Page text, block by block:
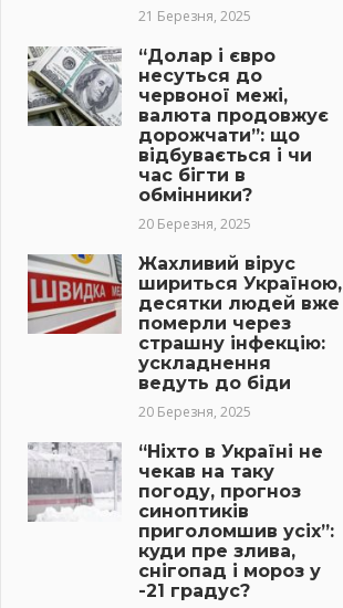
21 Березня, 2025
“Долар і євро
несуться до
червоної межі,
валюта продовжує
дорожчати”: що
відбувається і чи
час бігти в
обмінники?
20 Березня, 2025
Жахливий вірус
шириться Україною,
десятки людей вже
померли через
страшну інфекцію:
ускладнення
ведуть до біди
20 Березня, 2025
“Ніхто в Україні не
чекав на таку
погоду, прогноз
синоптиків
приголомшив усіх”:
куди пре злива,
снігопад і мороз у
-21 градус?